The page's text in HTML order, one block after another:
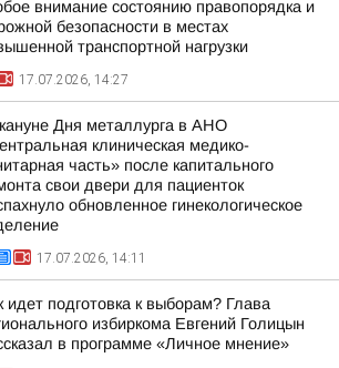
внимание состоянию правопорядка и
безопасности в местах
транспортной нагрузки
17.07.2026, 14:27
Дня металлурга в АНО
клиническая медико-
часть» после капитального
свои двери для пациенток
обновленное гинекологическое
17.07.2026, 14:11
идет подготовка к выборам? Глава
избиркома Евгений Голицын
в программе «Личное мнение»